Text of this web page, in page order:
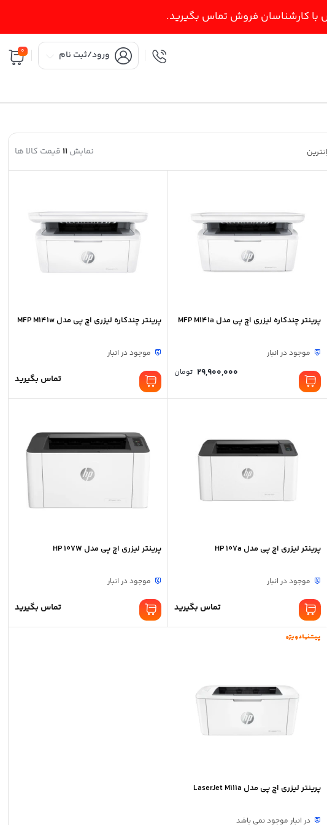
با کارشناسان فروش تماس بگیرید.
ورود/ثبت نام 0
نمایش11 قیمت کالا ها
پرینتر چندکاره لیزری اچ پی مدل MFP M141a
موجود در انبار
29,900,000 تومان
پرینتر چندکاره لیزری اچ پی مدل MFP M141w
موجود در انبار
تماس بگیرید
پرینتر لیزری اچ پی مدل HP 107a
موجود در انبار
تماس بگیرید
پرینتر لیزری اچ پی مدل HP 107W
موجود در انبار
تماس بگیرید
پیشنهاد ویژه
پرینتر لیزری اچ پی مدل LaserJet M111a
در انبار موجود نمی باشد